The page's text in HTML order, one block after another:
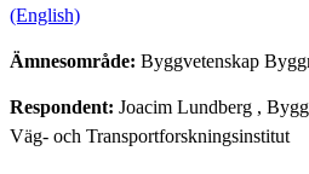
(English)
Ämnesområde: Byggvetenskap
Respondent: Joacim Lundberg ,
Väg- och Transportforskningsinstitut